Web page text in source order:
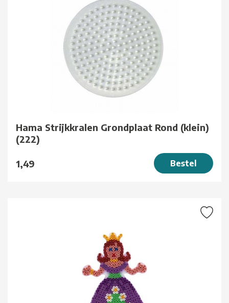
Hama Strijkkralen Grondplaat Rond (klein)
(222)
1,49 Bestel